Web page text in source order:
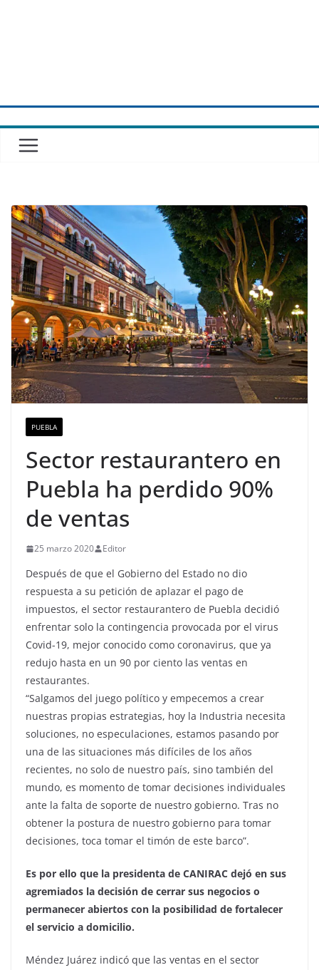
PUEBLA
Sector restaurantero en
Puebla ha perdido 90%
de ventas
25 marzo 2020 Editor
Después de que el Gobierno del Estado no dio
respuesta a su petición de aplazar el pago de
impuestos, el sector restaurantero de Puebla decidió
enfrentar solo la contingencia provocada por el virus
Covid-19, mejor conocido como coronavirus, que ya
redujo hasta en un 90 por ciento las ventas en
restaurantes.
“Salgamos del juego político y empecemos a crear
nuestras propias estrategias, hoy la Industria necesita
soluciones, no especulaciones, estamos pasando por
una de las situaciones más difíciles de los años
recientes, no solo de nuestro país, sino también del
mundo, es momento de tomar decisiones individuales
ante la falta de soporte de nuestro gobierno. Tras no
obtener la postura de nuestro gobierno para tomar
decisiones, toca tomar el timón de este barco”.
Es por ello que la presidenta de CANIRAC dejó en sus
agremiados la decisión de cerrar sus negocios o
permanecer abiertos con la posibilidad de fortalecer
el servicio a domicilio.
Méndez Juárez indicó que las ventas en el sector